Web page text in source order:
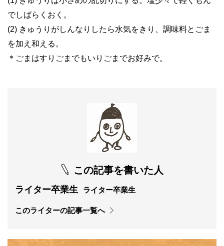
でしばらくおく。
(2) きゅうりがしんなりしたら水気をきり、調味料とごま
を加え和える。
＊ごまはすりごまでもいりごまでお好みで。
この記事を書いた人
ライター卒業生 ライター卒業生
このライターの記事一覧へ